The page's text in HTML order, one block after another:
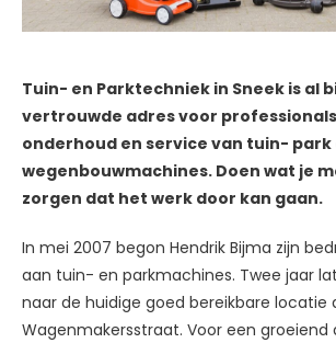
Tuin- en Parktechniek in Sneek is al
vertrouwde adres voor
onderhoud en service van tuin- park
wegenbouwmachines. Doen wat je
zorgen dat het werk door kan gaan.
In mei 2007 begon Hendrik Bijma zijn
aan tuin- en parkmachines. Twee jaar
naar de huidige goed bereikbare locatie
Wagenmakersstraat. Voor een groeiend